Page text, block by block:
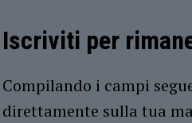
Iscriviti per
Compilando i campi
direttamente sulla tua